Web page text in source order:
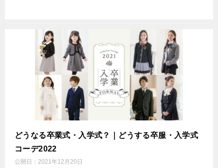
どうなる卒業式・入学式？｜どうする卒服・入学式
コーデ2022
公開日： 2021年12月20日